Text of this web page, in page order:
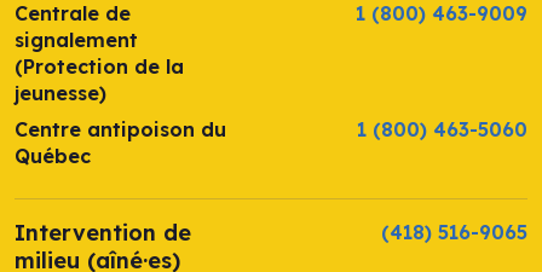
Centrale de
signalement
(Protection de la
jeunesse)
1 (800) 463-9009
Centre antipoison du
Québec
1 (800) 463-5060
Intervention de
milieu (aîné·es)
(418) 516-9065